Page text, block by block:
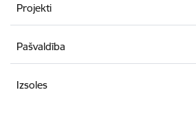
Projekti
Pašvaldība
Izsoles